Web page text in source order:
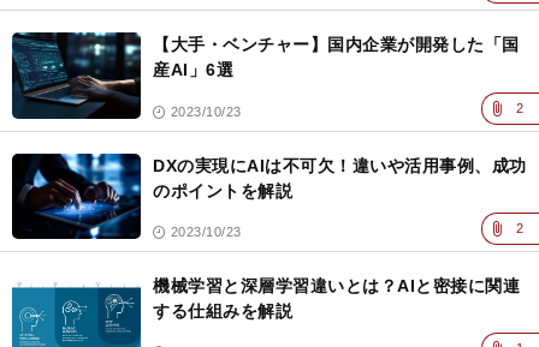
【大手・ベンチャー】国内企業が開発した「国
産AI」6選
2023/10/23 2
DXの実現にAIは不可欠！違いや活用事例、成功
のポイントを解説
2023/10/23 2
機械学習と深層学習違いとは？AIと密接に関連
する仕組みを解説